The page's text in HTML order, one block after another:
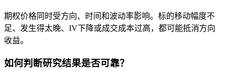
期权价格同时受方向、时间和波动率影响。标的移动幅度不
足、发生得太晚、IV下降或成交成本过高，都可能抵消方向
收益。
如何判断研究结果是否可靠？